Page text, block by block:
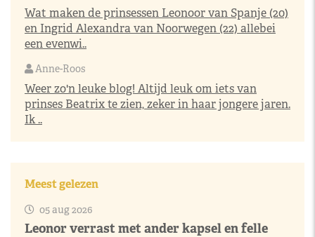
Wat maken de prinsessen Leonoor van Spanje (20)
en Ingrid Alexandra van Noorwegen (22) allebei
een evenwi..
Anne-Roos
Weer zo'n leuke blog! Altijd leuk om iets van
prinses Beatrix te zien, zeker in haar jongere jaren.
Ik ..
Meest gelezen
05 aug 2026
Leonor verrast met ander kapsel en felle